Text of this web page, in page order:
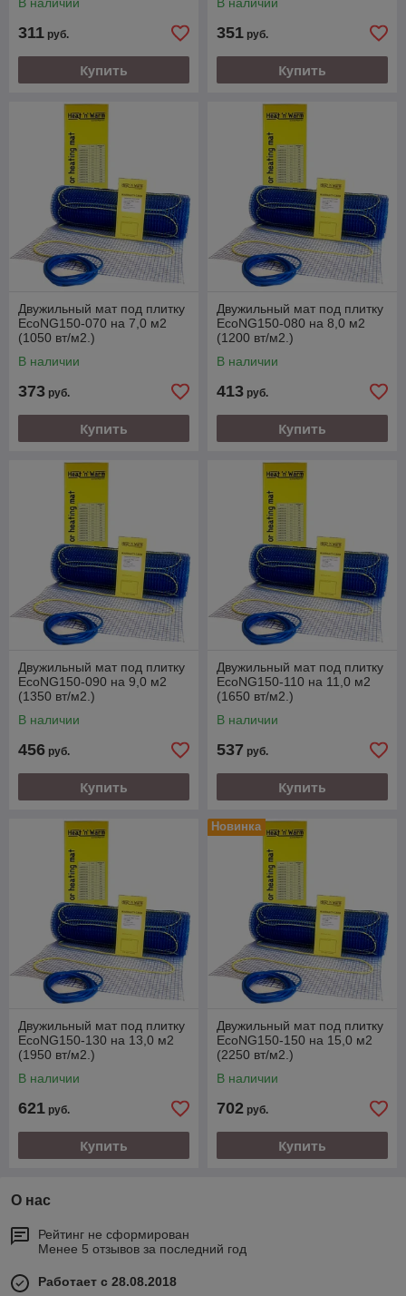
311 руб.
Купить
351 руб.
Купить
Двужильный мат под плитку
EcoNG150-070 на 7,0 м2
(1050 вт/м2.)
В наличии
373 руб.
Купить
Двужильный мат под плитку
EcoNG150-080 на 8,0 м2
(1200 вт/м2.)
В наличии
413 руб.
Купить
Двужильный мат под плитку
EcoNG150-090 на 9,0 м2
(1350 вт/м2.)
В наличии
456 руб.
Купить
Двужильный мат под плитку
EcoNG150-110 на 11,0 м2
(1650 вт/м2.)
В наличии
537 руб.
Купить
Двужильный мат под плитку
EcoNG150-130 на 13,0 м2
(1950 вт/м2.)
В наличии
621 руб.
Купить
Новинка
Двужильный мат под плитку
EcoNG150-150 на 15,0 м2
(2250 вт/м2.)
В наличии
702 руб.
Купить
О нас
Рейтинг не сформирован
Менее 5 отзывов за последний год
Работает с 28.08.2018